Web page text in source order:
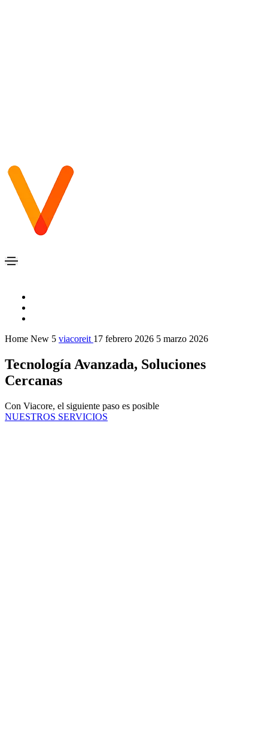
Home New 5 viacoreit 17 febrero 2026 5 marzo 2026
Tecnología Avanzada, Soluciones
Cercanas
Con Viacore, el siguiente paso es posible
NUESTROS SERVICIOS